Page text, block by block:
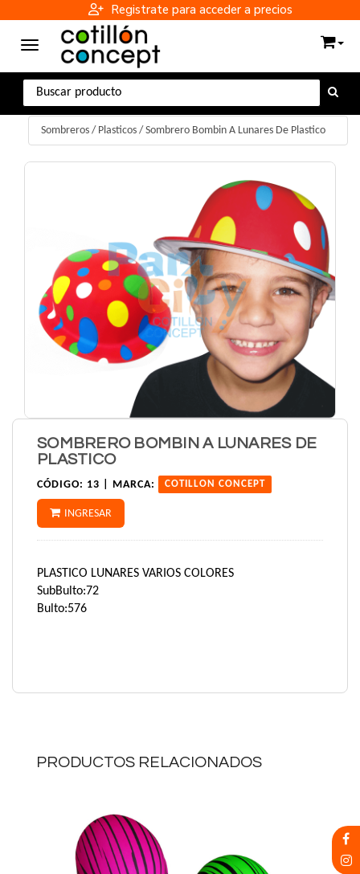
Registrate para acceder a precios
Toggle navigation
Sombreros / Plasticos / Sombrero Bombin A Lunares De Plastico
SOMBRERO BOMBIN A LUNARES DE
PLASTICO
CÓDIGO: 13 | MARCA: COTILLON CONCEPT
INGRESAR
PLASTICO LUNARES VARIOS COLORES
SubBulto:72
Bulto:576
PRODUCTOS RELACIONADOS